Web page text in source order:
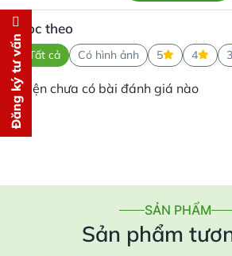
Lọc theo
Tất cả Có hình ảnh 5 4 3
Hiện chưa có bài đánh giá nào
SẢN PHẨM
Sản phẩm
Đăng ký tư vấn Đăng ký tư vấn
PHÍ
Gửi thông tin